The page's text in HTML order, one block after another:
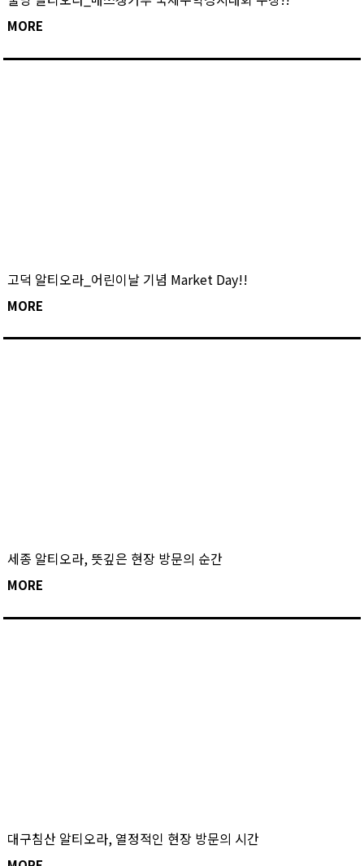
MORE
고덕 알티오라_어린이날 기념 Market Day!!
MORE
세종 알티오라, 뜻깊은 현장 방문의 순간
MORE
대구침산 알티오라, 열정적인 현장 방문의 시간